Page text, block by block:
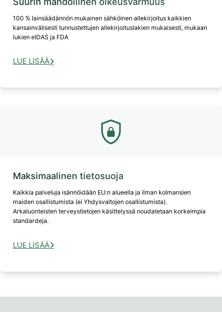
100 % lainsäädännön mukainen sähköinen allekirjoitus kaikkien
kansainvälisesti tunnustettujen allekirjoituslakien mukaisesti, mukaan
lukien eIDAS ja FDA
LUE LISÄÄ
Maksimaalinen tietosuoja
Kaikkia palveluja isännöidään EU:n alueella ja ilman kolmansien
maiden osallistumista (ei Yhdysvaltojen osallistumista).
Arkaluonteisten terveystietojen käsittelyssä noudatetaan korkeimpia
standardeja.
LUE LISÄÄ